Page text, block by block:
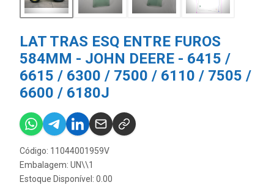
LAT TRAS ESQ ENTRE FUROS
584MM - JOHN DEERE - 6415 /
6615 / 6300 / 7500 / 6110 / 7505 /
6600 / 6180J
Código: 11044001959V
Embalagem: UN\\1
Estoque Disponível: 0.00